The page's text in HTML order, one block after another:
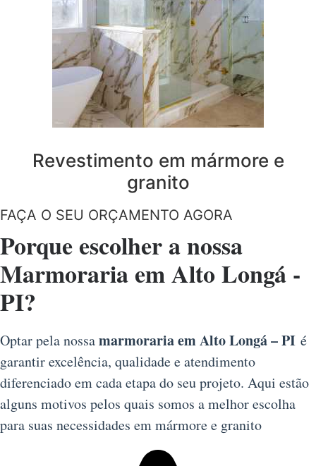
Revestimento em mármore e
granito
FAÇA O SEU ORÇAMENTO AGORA
Porque escolher a nossa
Marmoraria em Alto Longá -
PI?
Optar pela nossamarmoraria em Alto Longá – PI é
garantir excelência, qualidade e atendimento
diferenciado em cada etapa do seu projeto. Aqui estão
alguns motivos pelos quais somos a melhor escolha
para suas necessidades em mármore e granito